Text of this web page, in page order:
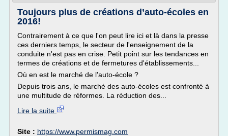
Toujours plus de créations d’auto-écoles en
2016!
Contrairement à ce que l'on peut lire ici et là dans la presse
ces derniers temps, le secteur de l'enseignement de la
conduite n'est pas en crise. Petit point sur les tendances en
termes de créations et de fermetures d'établissements...
Où en est le marché de l'auto-école ?
Depuis trois ans, le marché des auto-écoles est confronté à
une multitude de réformes. La réduction des...
Lire la suite
Site : https://www.permismag.com